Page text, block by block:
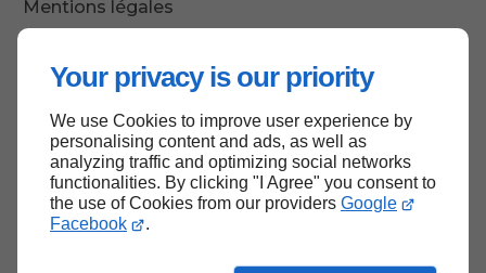
Your privacy is our priority
We use Cookies to improve user experience by
personalising content and ads, as well as
analyzing traffic and optimizing social networks
functionalities. By clicking "I Agree" you consent to
the use of Cookies from our providers Google
Facebook
.
Mentions légales
Haut de page